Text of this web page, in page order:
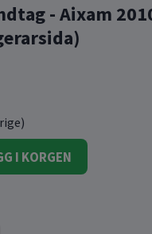
- Aixam
I KORGEN